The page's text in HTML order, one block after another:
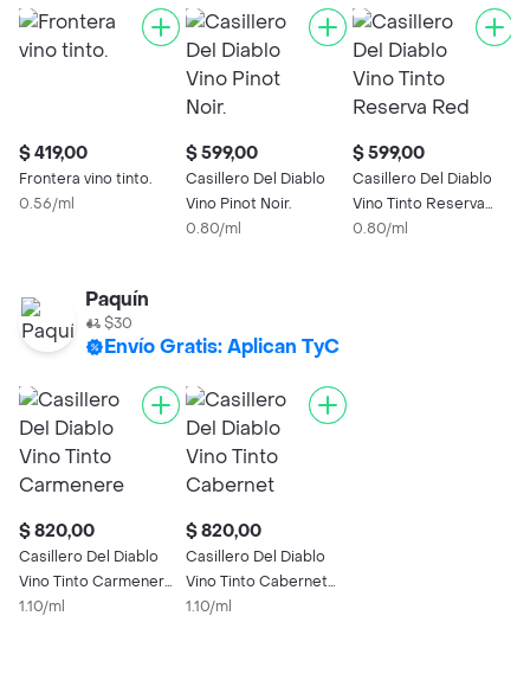
$ 419,00
Frontera vino tinto.
0.56/ml
$ 599,00
Casillero Del Diablo
Vino Pinot Noir.
0.80/ml
$ 599,00
Casillero Del Diablo
Vino Tinto Reserva
Red Blend
0.80/ml
Paquín
$30
Envío Gratis: Aplican TyC
$ 820,00
Casillero Del Diablo
Vino Tinto Carmenere
Bt 75 Lt
1.10/ml
$ 820,00
Casillero Del Diablo
Vino Tinto Cabernet
Sauvignon
1.10/ml